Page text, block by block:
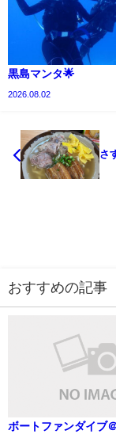
黒島マンタ🌟
2026.08.02
さ
おすすめの記事
ボートファンダイブ